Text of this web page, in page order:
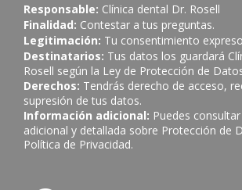
Responsable: Clínica dental Dr. Rosell
Finalidad: Contestar a tus preguntas.
Legitimación: Tu consentimiento
Destinatarios: Tus datos los guardará
Rosell según la Ley de Protección de
Derechos: Tendrás derecho de acceso,
supresión de tus datos.
Información adicional: Puedes
adicional y detallada sobre Protección de
Política de Privacidad.